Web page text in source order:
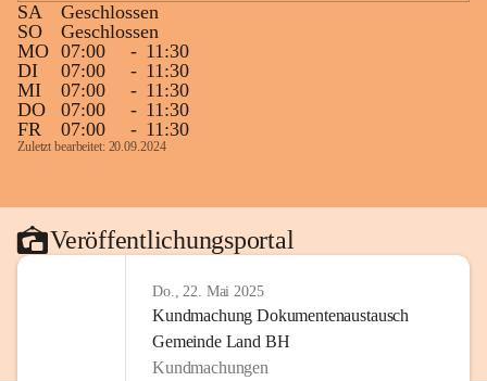
SA
Geschlossen
SO
Geschlossen
MO 07:00 - 11:30
DI
07:00 - 11:30
MI
07:00 - 11:30
DO
07:00 - 11:30
FR
07:00 - 11:30
Zuletzt bearbeitet: 20.09.2024
Veröffentlichungsportal
Do., 22. Mai 2025
Kundmachung Dokumentenaustausch
Gemeinde Land BH
Kundmachungen